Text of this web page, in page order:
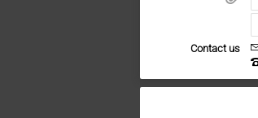
Contact us